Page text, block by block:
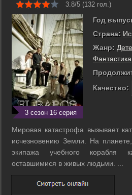
3.8/5 (132 гол.)
3 сезон 16 серия
Год
Страна:
Жанр:
Фантастика
Качество:
Мировая катастрофа вызывает
исчезновению Земли. На
экипажа учебного корабля
оставшимися в живых людьми. ...